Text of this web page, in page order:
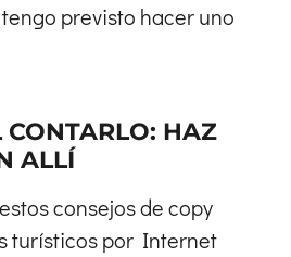
previsto hacer uno
CONTARLO: HAZ
ALLÍ
consejos de copy
turísticos por Internet